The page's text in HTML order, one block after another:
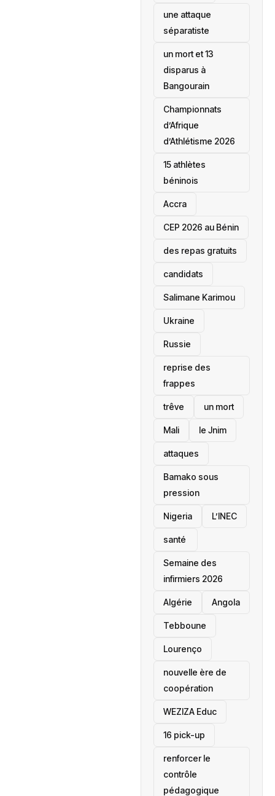
une attaque
séparatiste
un mort et 13
disparus à
Bangourain
‎Championnats
d’Afrique
d’Athlétisme 2026
15 athlètes
béninois
Accra
‎CEP 2026 au Bénin
des repas gratuits
candidats
Salimane Karimou
Ukraine
Russie
reprise des
frappes
trêve un mort
Mali le Jnim
attaques
Bamako sous
pression
‎Nigeria L’INEC
santé ‎
Semaine des
infirmiers 2026
‎Algérie Angola
Tebboune
Lourenço
nouvelle ère de
coopération
‎WEZIZA Educ
16 pick-up
renforcer le
contrôle
pédagogique